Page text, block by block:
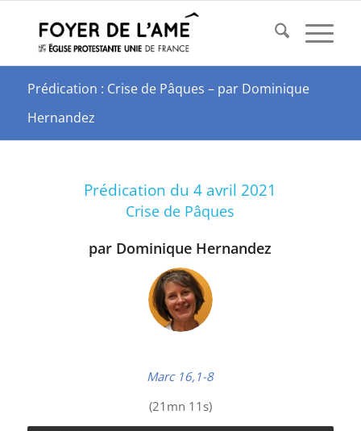
Prédication : Crise de Pâques – par Dominique
Hernandez
Prédication du 4 avril 2021
Crise de Pâques
par Dominique Hernandez
Marc 16,1-8
(21mn 11s)